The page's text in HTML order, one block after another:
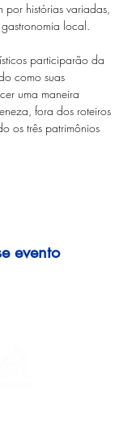
por histórias variadas,
local.
participarão da
como suas
uma maneira
fora dos roteiros
os três patrimônios
evento